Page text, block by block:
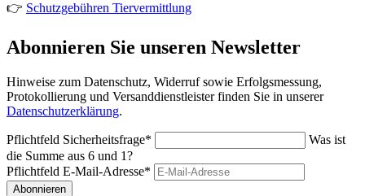
👉 Schutzgebühren Tiervermittlung
Abonnieren Sie unseren Newsletter
Hinweise zum Datenschutz, Widerruf sowie Erfolgsmessung,
Protokollierung und Versanddienstleister finden Sie in unserer
Datenschutzerklärung.
Pflichtfeld Sicherheitsfrage*
Was ist
die Summe aus 6 und 1?
Pflichtfeld E-Mail-Adresse*
Abonnieren